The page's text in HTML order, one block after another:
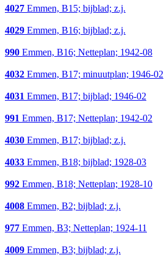
4027 Emmen, B15; bijblad; z.j.
4029 Emmen, B16; bijblad; z.j.
990 Emmen, B16; Netteplan; 1942-08
4032 Emmen, B17; minuutplan; 1946-02
4031 Emmen, B17; bijblad; 1946-02
991 Emmen, B17; Netteplan; 1942-02
4030 Emmen, B17; bijblad; z.j.
4033 Emmen, B18; bijblad; 1928-03
992 Emmen, B18; Netteplan; 1928-10
4008 Emmen, B2; bijblad; z.j.
977 Emmen, B3; Netteplan; 1924-11
4009 Emmen, B3; bijblad; z.j.